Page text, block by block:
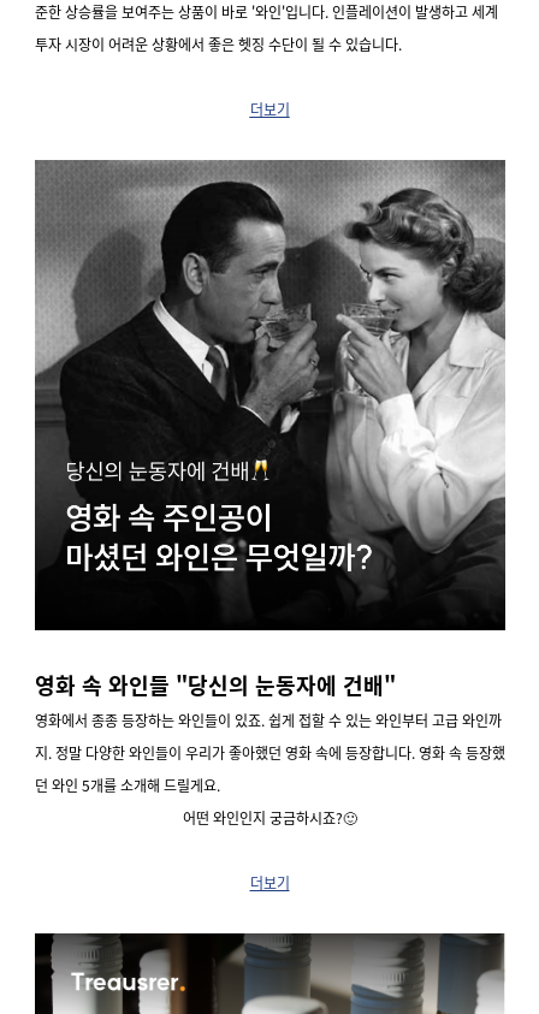
준한 상승률을 보여주는 상품이 바로 '와인'입니다.인플레이션이 발생하고 세계
투자 시장이 어려운 상황에서 좋은 헷징 수단이 될 수 있습니다.
더보기
영화 속 와인들 "당신의 눈동자에 건배"
영화에서 종종 등장하는 와인들이 있죠.쉽게 접할 수 있는 와인부터 고급 와인까
지.정말 다양한 와인들이 우리가 좋아했던 영화 속에 등장합니다.영화 속 등장했
던 와인 5개를 소개해 드릴게요.
어떤 와인인지 궁금하시죠?🙂
더보기